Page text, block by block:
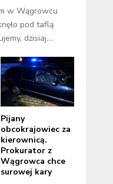
w Wągrowcu
pod taflą
dzisiaj,...
Pijany
obcokrajowiec za
kierownicą.
Prokurator z
Wągrowca chce
surowej kary